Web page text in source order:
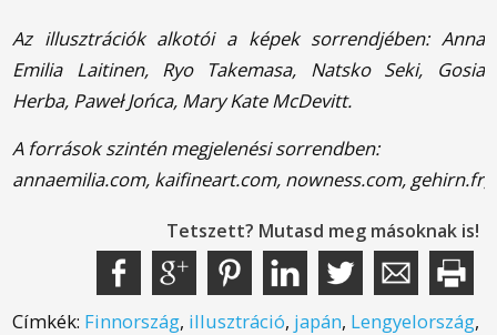
Az illusztrációk alkotói a képek sorrendjében: Anna
Emilia Laitinen, Ryo Takemasa, Natsko Seki, Gosia
Herba, Paweł Jońca, Mary Kate McDevitt.
A források szintén megjelenési sorrendben:
annaemilia.com, kaifineart.com, nowness.com,
Tetszett? Mutasd meg másoknak is!
Címkék: Finnország, illusztráció, japán, Lengyelország,